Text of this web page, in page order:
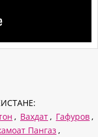
, Вахдат , Гафуров ,
Пангаз ,